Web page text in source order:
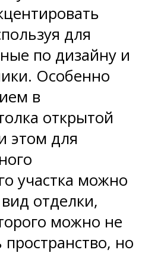
для
по дизайну и
Особенно
в
открытой
этом для
участка можно
отделки,
можно не
пространство, но